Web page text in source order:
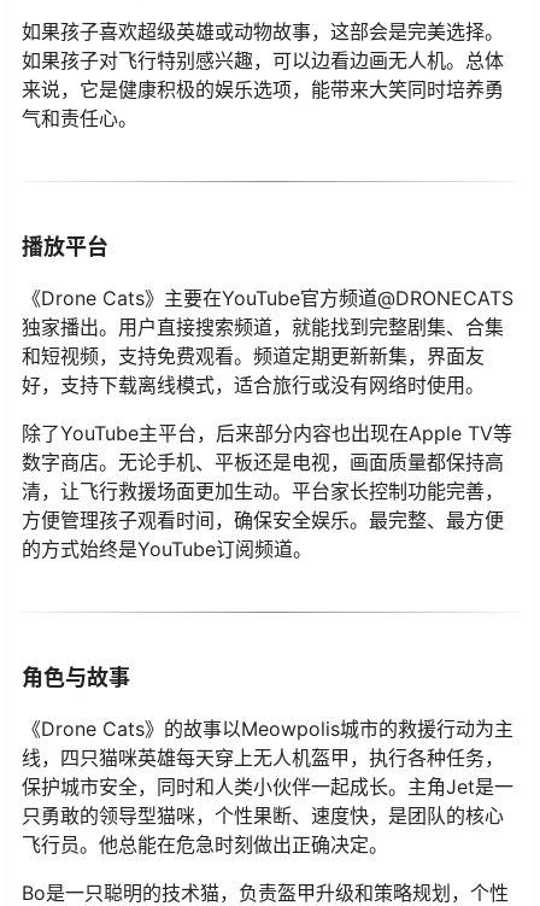
如果孩子喜欢超级英雄或动物故事，这部会是完美选择。
如果孩子对飞行特别感兴趣，可以边看边画无人机。总体
来说，它是健康积极的娱乐选项，能带来大笑同时培养勇
气和责任心。
播放平台
《Drone Cats》主要在YouTube官方频道@DRONECATS
独家播出。用户直接搜索频道，就能找到完整剧集、合集
和短视频，支持免费观看。频道定期更新新集，界面友
好，支持下载离线模式，适合旅行或没有网络时使用。
除了YouTube主平台，后来部分内容也出现在Apple TV等
数字商店。无论手机、平板还是电视，画面质量都保持高
清，让飞行救援场面更加生动。平台家长控制功能完善，
方便管理孩子观看时间，确保安全娱乐。最完整、最方便
的方式始终是YouTube订阅频道。
角色与故事
《Drone Cats》的故事以Meowpolis城市的救援行动为主
线，四只猫咪英雄每天穿上无人机盔甲，执行各种任务，
保护城市安全，同时和人类小伙伴一起成长。主角Jet是一
只勇敢的领导型猫咪，个性果断、速度快，是团队的核心
飞行员。他总能在危急时刻做出正确决定。
Bo是一只聪明的技术猫，负责盔甲升级和策略规划，个性